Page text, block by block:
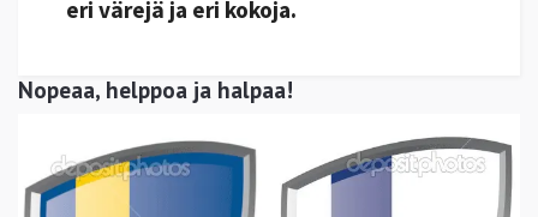
Nopeaa, helppoa ja halpaa!
eri värejä ja eri kokoja.